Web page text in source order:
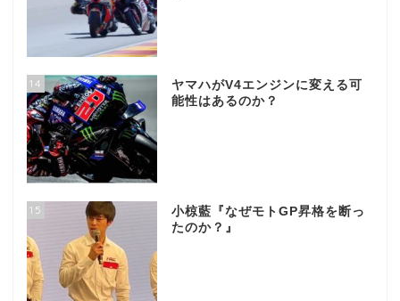
14
ヤマハがV4エンジンに変える可
能性はあるのか？
15
小椋藍『なぜモトGP昇格を断っ
たのか？』